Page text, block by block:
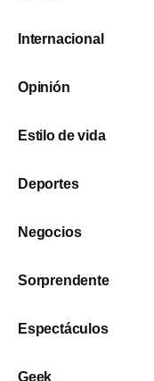
Internacional
Opinión
Estilo de vida
Deportes
Negocios
Sorprendente
Espectáculos
Geek